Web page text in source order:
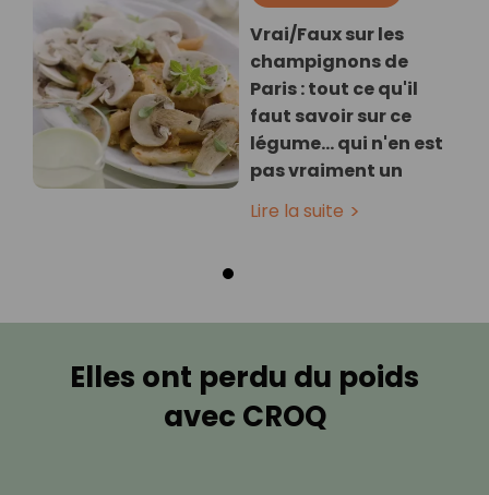
Vrai/Faux sur les
champignons de
Paris : tout ce qu'il
faut savoir sur ce
légume… qui n'en est
pas vraiment un
Lire la suite
Elles ont perdu du poids
avec CROQ